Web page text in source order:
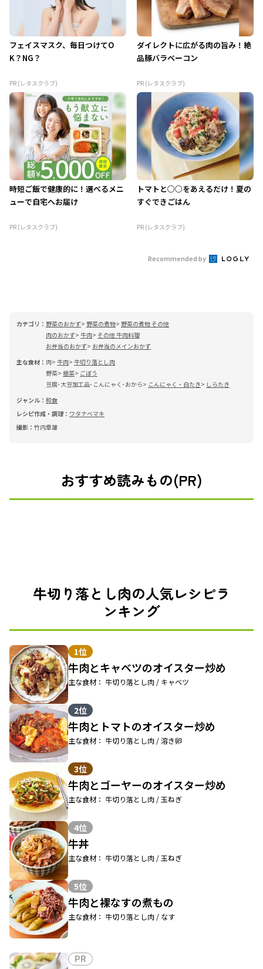
フェイスマスク、毎日つけてO
K？NG？
PR (レタスクラブ)
ダイレクトに広がる肉の旨み！絶
品豚バラベーコン
PR (レタスクラブ)
時短ご飯で健康的に！選べるメニ
ューで自宅へお届け
PR (レタスクラブ)
トマトと○○をあえるだけ！夏の
すぐできごはん
PR (レタスクラブ)
Recommended by
カテゴリ： 野菜のおかず 野菜の煮物
野菜の煮物 その他
肉のおかず 牛肉 その他 牛肉料理
お弁当のおかず
お弁当のメインおかず
主な食材： 肉 牛肉 牛切り落とし肉
野菜 根菜
ごぼう
豆腐･大豆加工品･こんにゃく･おから
こんにゃく・白たき
しらたき
ジャンル： 和食
レシピ作成・調理： ワタナベマキ
撮影： 竹内章雄
おすすめ読みもの(PR)
牛切り落とし肉の人気レシピラ
ンキング
1位
牛肉とキャベツのオイスター炒め
主な食材： 牛切り落とし肉 / キャベツ
2位
牛肉とトマトのオイスター炒め
主な食材： 牛切り落とし肉 / 溶き卵
3位
牛肉とゴーヤーのオイスター炒め
主な食材： 牛切り落とし肉 / 玉ねぎ
4位
牛丼
主な食材： 牛切り落とし肉 / 玉ねぎ
5位
牛肉と裸なすの煮もの
主な食材： 牛切り落とし肉 / なす
PR